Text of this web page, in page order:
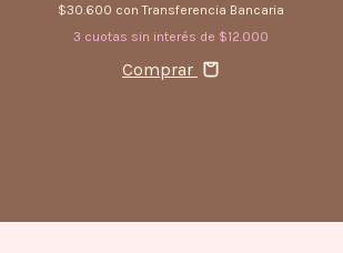
$30.600 con Transferencia Bancaria
3 cuotas sin interés de $12.000
Comprar